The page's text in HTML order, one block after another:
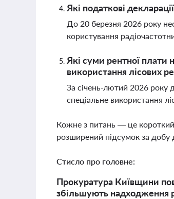
Які податкові
До 20 березня 2026 року
користування
Які суми рентної плати
використання лісових
За січень-лютий 2026 року
спеціальне використання
Кожне з питань — це
розширений підсумок за добу
Стисло про головне:
Прокуратура Київщини
збільшують надходження